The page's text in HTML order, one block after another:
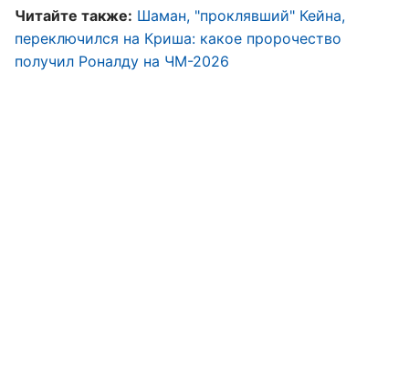
Читайте также: Шаман, "проклявший" Кейна,
переключился на Криша: какое пророчество
получил Роналду на ЧМ-2026